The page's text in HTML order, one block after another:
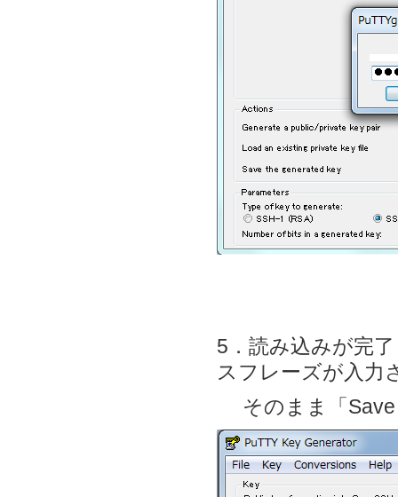
5．読み込みが完
スフレーズが入力
そのまま「Save